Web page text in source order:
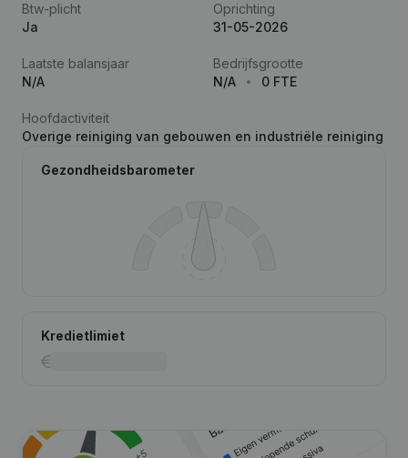
Btw-plicht
Ja
Oprichting
31-05-2026
Laatste balansjaar
N/A
Bedrijfsgrootte
N/A
0 FTE
Hoofdactiviteit
Overige reiniging van gebouwen en industriële reiniging
Gezondheidsbarometer
Kredietlimiet